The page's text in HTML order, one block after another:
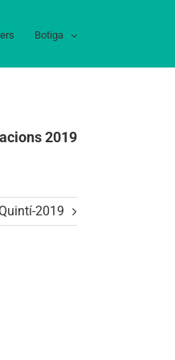
Botiga
2019
2019